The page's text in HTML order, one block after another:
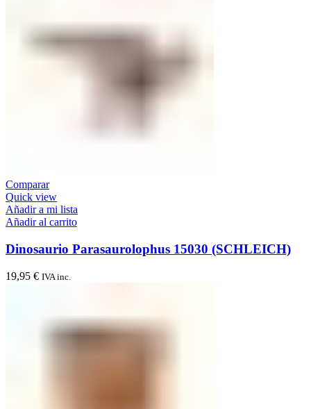
Comparar
Quick view
Añadir a mi lista
Añadir al carrito
Dinosaurio Parasaurolophus 15030 (SCHLEICH)
19,95 € IVA inc.